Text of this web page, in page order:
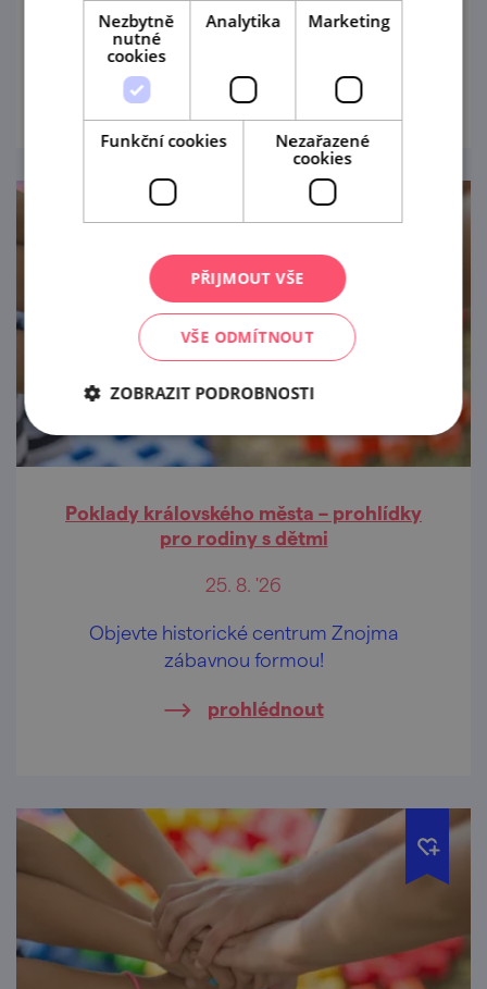
zábavnou formou!
prohlédnout
Poklady královského města – prohlídky
pro rodiny s dětmi
25. 8. '26
Objevte historické centrum Znojma
zábavnou formou!
prohlédnout
Nezbytně
nutné
cookies
Analytika Marketing
Funkční cookies
Nezařazené
cookies
PŘIJMOUT VŠE
VŠE ODMÍTNOUT
ZOBRAZIT PODROBNOSTI